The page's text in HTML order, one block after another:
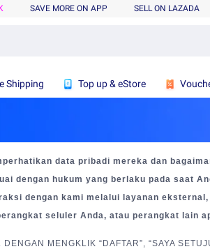
SAVE MORE ON APP SELL ON LAZADA
Shipping Top up & eStore
data pribadi mereka dan
dengan hukum yang berlaku pada saat
dengan kami melalui layanan
seluler Anda, atau perangkat lain
MENGKLIK “DAFTAR”, “SAYA